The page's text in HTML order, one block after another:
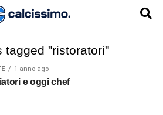
tagged "ristoratori"
1 anno ago
e oggi chef